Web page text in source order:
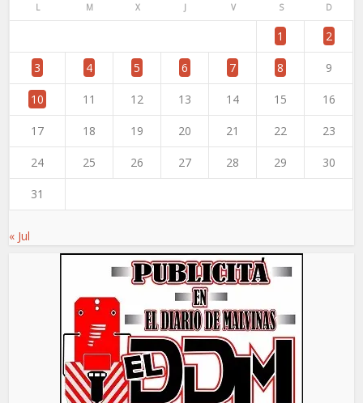
L M X J V S D
1 2
3 4 5 6 7 8 9
10 11 12 13 14 15 16
17 18 19 20 21 22 23
24 25 26 27 28 29 30
31
« Jul